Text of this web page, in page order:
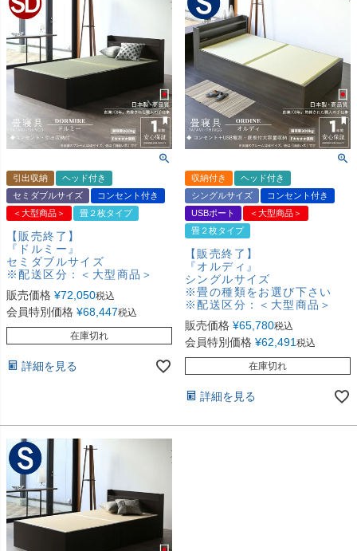
引出収納
ヘッド付き
セミダブルサイズ
コンセント付き
＜大型商品＞
畳２枚タイプ
【販売終了】
『ドルミー』
セミダブルサイズ
※配送区分：＜大型商品＞
販売価格 ¥72,050税込
会員特別価格 ¥68,447税込
在庫切れ
詳細を見る
収納付き
ヘッド付き
シングルサイズ
コンセント付き
USBポート
＜大型商品＞
畳２枚タイプ
【販売終了】
『オルディ』
シングルサイズ
※畳の種類をお選び下さい
※配送区分：＜大型商品＞
販売価格 ¥65,780税込
会員特別価格 ¥62,491 税込
在庫切れ
詳細を見る